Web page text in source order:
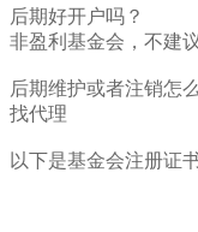
后期好开户吗？
非盈利基金会，不建
后期维护或者注销怎
找代理
以下是基金会注册证